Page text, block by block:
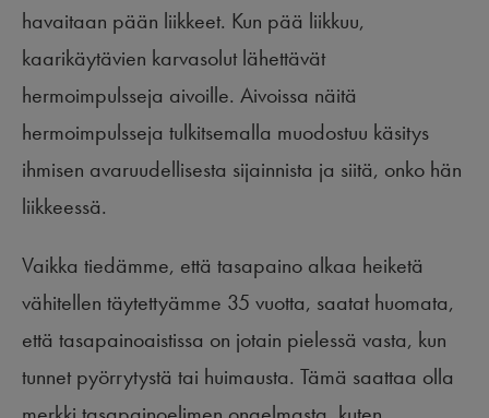
havaitaan pään liikkeet. Kun pää liikkuu,
kaarikäytävien karvasolut lähettävät
hermoimpulsseja aivoille. Aivoissa näitä
hermoimpulsseja tulkitsemalla muodostuu käsitys
ihmisen avaruudellisesta sijainnista ja siitä, onko hän
liikkeessä.
Vaikka tiedämme, että tasapaino alkaa heiketä
vähitellen täytettyämme 35 vuotta, saatat huomata,
että tasapainoaistissa on jotain pielessä vasta, kun
tunnet pyörrytystä tai huimausta. Tämä saattaa olla